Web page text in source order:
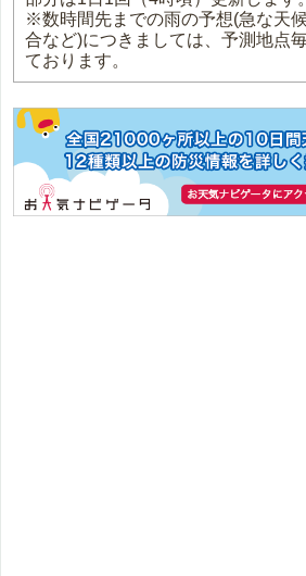
※数時間先までの雨の予想(急な天
合など)につきましては、予測地点
ております。